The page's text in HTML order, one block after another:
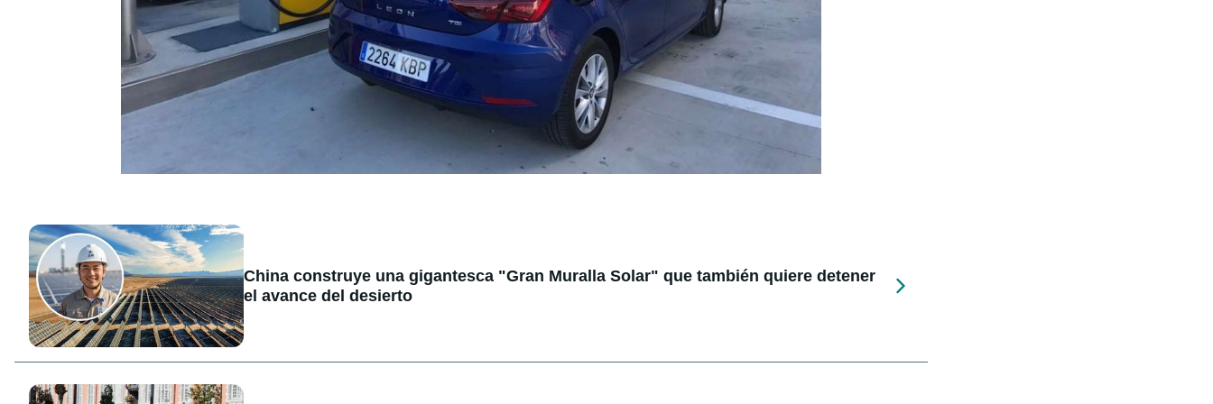
China construye una gigantesca "Gran Muralla Solar" que también quiere detener
el avance del desierto